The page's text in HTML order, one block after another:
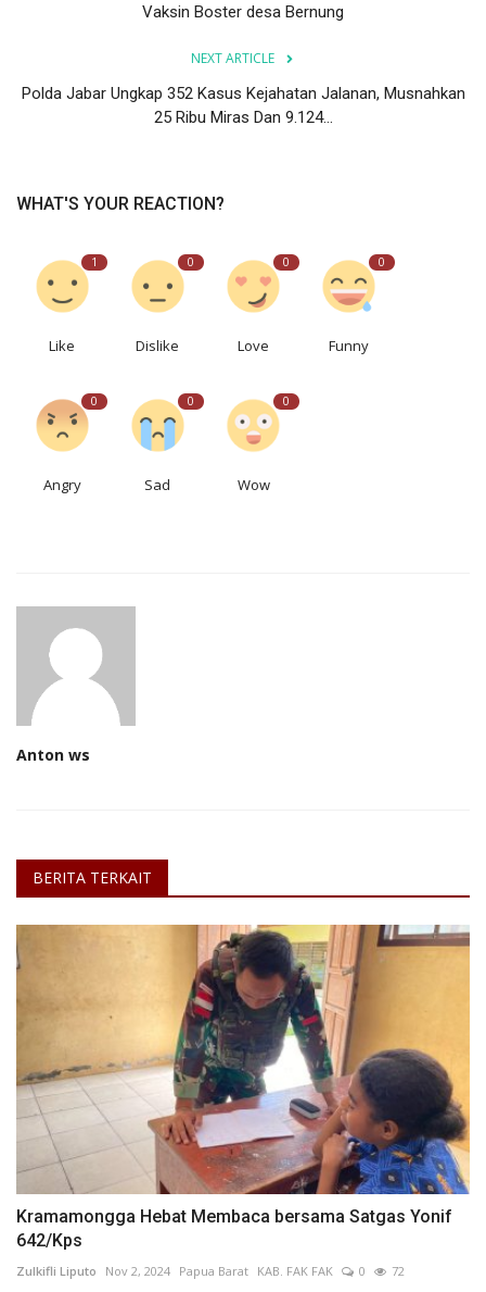
Vaksin Boster desa Bernung
NEXT ARTICLE
Polda Jabar Ungkap 352 Kasus Kejahatan Jalanan, Musnahkan
25 Ribu Miras Dan 9.124...
WHAT'S YOUR REACTION?
1
Like
0
Dislike
0
Love
0
Funny
0
Angry
0
Sad
0
Wow
Anton ws
BERITA TERKAIT
Kramamongga Hebat Membaca bersama Satgas Yonif
642/Kps
Zulkifli Liputo Nov 2, 2024 Papua Barat KAB. FAK FAK 0
72